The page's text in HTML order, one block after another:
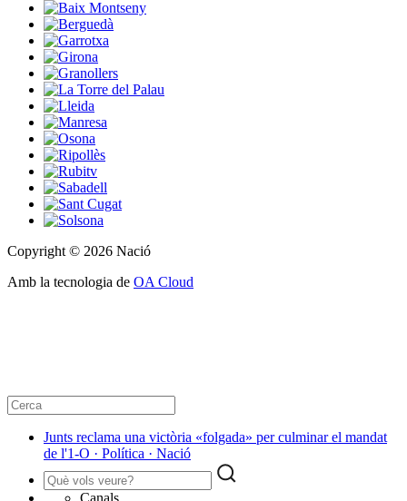
Copyright © 2026 Nació
Amb la tecnologia de OA Cloud
Junts reclama una victòria «folgada» per culminar el mandat
de l'1-O · Política · Nació
Canals